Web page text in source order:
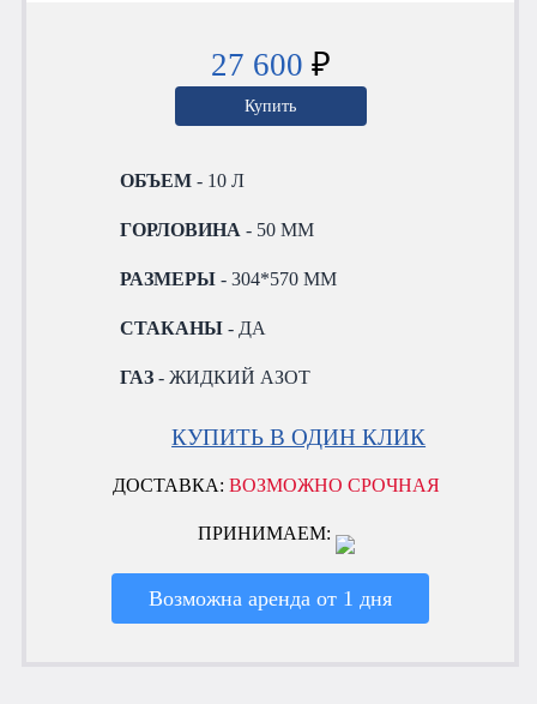
27 600 ₽
Купить
ОБЪЕМ - 10 Л
ГОРЛОВИНА - 50 ММ
РАЗМЕРЫ - 304*570 ММ
СТАКАНЫ - ДА
ГАЗ - ЖИДКИЙ АЗОТ
КУПИТЬ В ОДИН КЛИК
ДОСТАВКА:ВОЗМОЖНО СРОЧНАЯ
ПРИНИМАЕМ:
Возможна аренда от 1 дня